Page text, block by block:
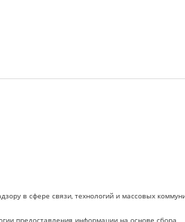
в сфере связи, технологий и массовых